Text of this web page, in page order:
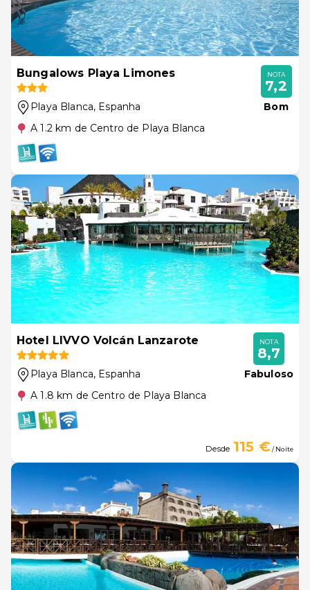
Bungalows Playa Limones
Playa Blanca, Espanha
A 1.2 km de Centro de Playa Blanca
NOTA
7,2
Bom
Hotel LIVVO Volcán Lanzarote
Playa Blanca, Espanha
A 1.8 km de Centro de Playa Blanca
NOTA
8,7
Fabuloso
Desde 115 €/ Noite